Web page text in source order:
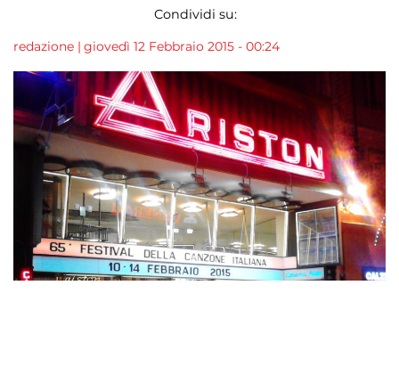
Condividi su:
redazione | giovedì 12 Febbraio 2015 - 00:24